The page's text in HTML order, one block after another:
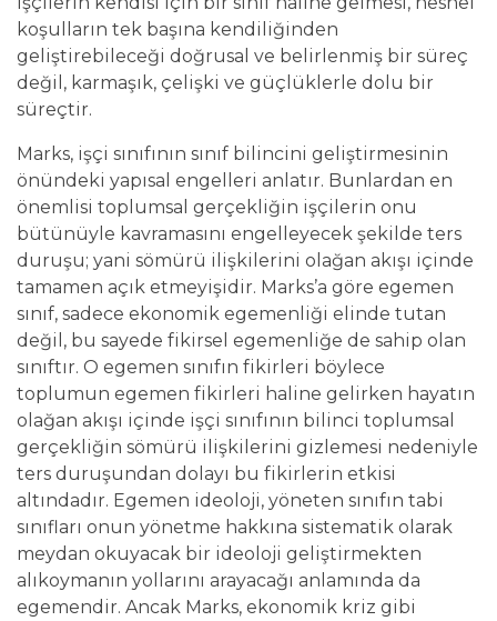
koşulların tek başına kendiliğinden
geliştirebileceği doğrusal ve belirlenmiş bir süreç
değil, karmaşık, çelişki ve güçlüklerle dolu bir
süreçtir.
Marks, işçi sınıfının sınıf bilincini geliştirmesinin
önündeki yapısal engelleri anlatır. Bunlardan en
önemlisi toplumsal gerçekliğin işçilerin onu
bütünüyle kavramasını engelleyecek şekilde ters
duruşu; yani sömürü ilişkilerini olağan akışı içinde
tamamen açık etmeyişidir. Marks’a göre egemen
sınıf, sadece ekonomik egemenliği elinde tutan
değil, bu sayede fikirsel egemenliğe de sahip olan
sınıftır. O egemen sınıfın fikirleri böylece
toplumun egemen fikirleri haline gelirken hayatın
olağan akışı içinde işçi sınıfının bilinci toplumsal
gerçekliğin sömürü ilişkilerini gizlemesi nedeniyle
ters duruşundan dolayı bu fikirlerin etkisi
altındadır. Egemen ideoloji, yöneten sınıfın tabi
sınıfları onun yönetme hakkına sistematik olarak
meydan okuyacak bir ideoloji geliştirmekten
alıkoymanın yollarını arayacağı anlamında da
egemendir. Ancak Marks, ekonomik kriz gibi